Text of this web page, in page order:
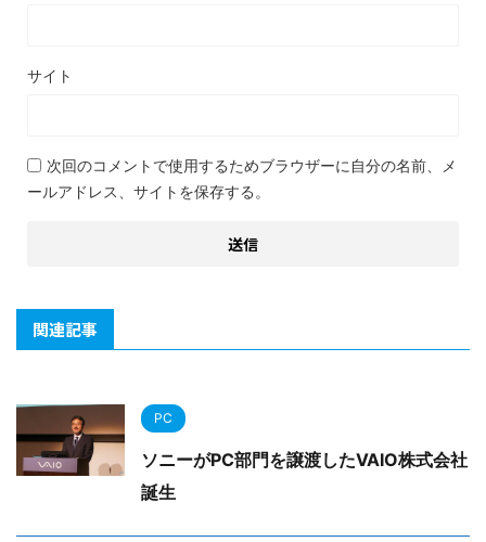
サイト
次回のコメントで使用するためブラウザーに自分の名前、メ
ールアドレス、サイトを保存する。
関連記事
PC
ソニーがPC部門を譲渡したVAIO株式会社
誕生